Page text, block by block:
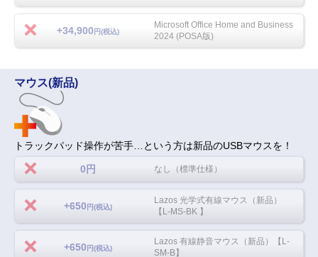
+34,900 円(税込)
Microsoft Office Home and Business
2024 (POSA版)
マウス(新品)
トラックパッド操作が苦手…という方は新品のUSBマウスを！
0円 なし（標準仕様）
+650 円(税込)
Lazos 光学式有線マウス（新品）
【L-MS-BK 】
+650 円(税込)
Lazos 有線静音マウス（新品）【L-
SM-B】